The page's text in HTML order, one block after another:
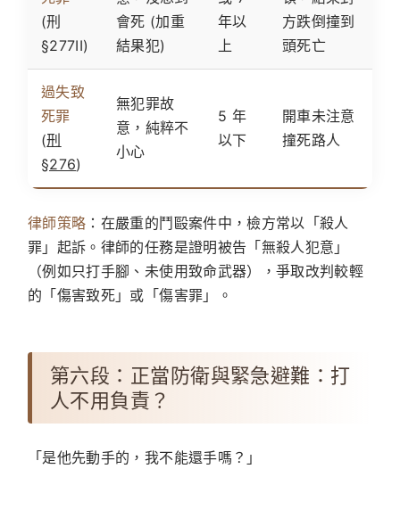
(刑
§277II)
會死 (加重
結果犯)
年以
上
方跌倒撞到
頭死亡
過失致
死罪
(刑
§276)
無犯罪故
意，純粹不
小心
5 年
以下
開車未注意
撞死路人
律師策略 ：在嚴重的鬥毆案件中，檢方常以「殺人
罪」起訴。律師的任務是證明被告「無殺人犯意」
（例如只打手腳、未使用致命武器），爭取改判較輕
的「傷害致死」或「傷害罪」。
第六段：正當防衛與緊急避難：打
人不用負責？
「是他先動手的，我不能還手嗎？」